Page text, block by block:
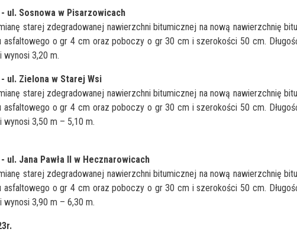
ul. Sosnowa w Pisarzowicach
starej zdegradowanej nawierzchni bitumicznej na nową nawierzchnię
o gr 4 cm oraz poboczy o gr 30 cm i szerokości 50 cm.
3,20 m.
ul. Zielona w Starej Wsi
starej zdegradowanej nawierzchni bitumicznej na nową nawierzchnię
o gr 4 cm oraz poboczy o gr 30 cm i szerokości 50 cm.
3,50 m – 5,10 m.
Jana Pawła II w Hecznarowicach
starej zdegradowanej nawierzchni bitumicznej na nową nawierzchnię
o gr 4 cm oraz poboczy o gr 30 cm i szerokości 50 cm.
3,90 m – 6,30 m.